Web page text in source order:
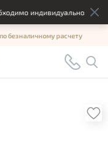
индивидуальное
безналичному расчету